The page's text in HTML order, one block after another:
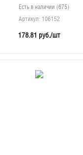
Есть в наличии (675)
Артикул: 106152
178.81 руб./шт